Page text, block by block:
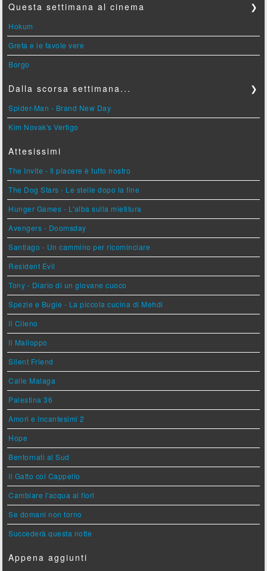
Questa settimana al cinema ❯
Hokum
Greta e le favole vere
Borgo
Dalla scorsa settimana... ❯
Spider-Man - Brand New Day
Kim Novak's Vertigo
Attesissimi
The Invite - Il piacere è tutto nostro
The Dog Stars - Le stelle dopo la fine
Hunger Games - L'alba sulla mietitura
Avengers - Doomsday
Santiago - Un cammino per ricominciare
Resident Evil
Tony - Diario di un giovane cuoco
Spezie e Bugie - La piccola cucina di Mehdi
Il Cileno
Il Malloppo
Silent Friend
Calle Malaga
Palestina 36
Amori e Incantesimi 2
Hope
Bentornati al Sud
Il Gatto col Cappello
Cambiare l'acqua ai fiori
Se domani non torno
Succederà questa notte
Appena aggiunti